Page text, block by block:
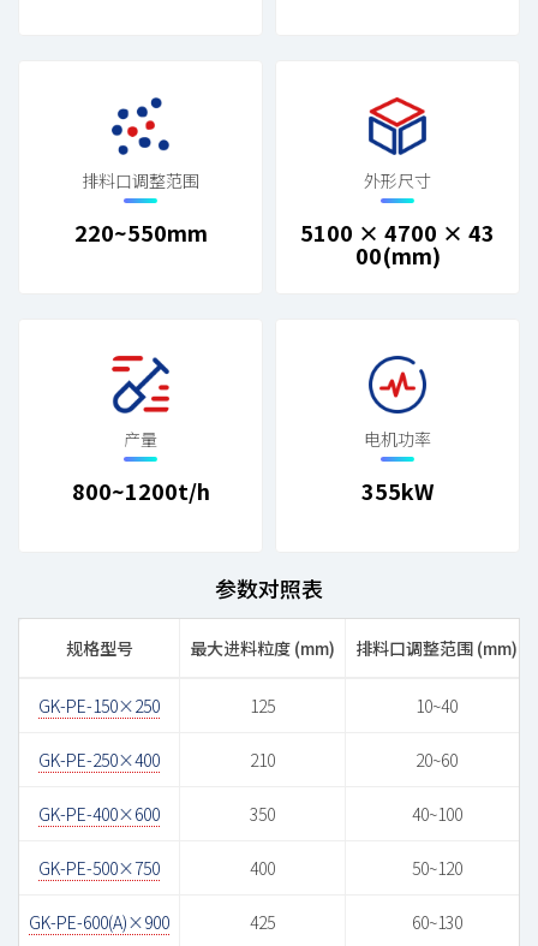
排料口调整范围
220~550mm
外形尺寸
5100 × 4700 × 43
00(mm)
产量
800~1200t/h
电机功率
355kW
参数对照表
规格型号 最大进料粒度 (mm) 排料口调整范围 (mm)
GK-PE-150×250 125 10~40
GK-PE-250×400 210 20~60
GK-PE-400×600 350 40~100
GK-PE-500×750 400 50~120
GK-PE-600(A)×900 425 60~130